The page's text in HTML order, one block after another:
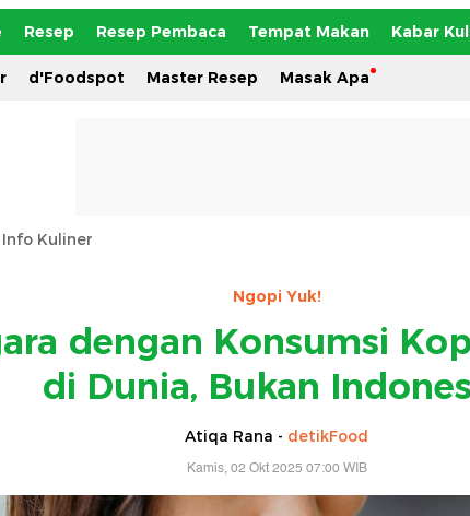
Resep Resep Pembaca Tempat Makan Kabar
d'Foodspot Master Resep Masak Apa
Info Kuliner
Ngopi Yuk!
dengan Konsumsi
di Dunia, Bukan
Atiqa Rana - detikFood
Kamis, 02 Okt 2025 07:00 WIB